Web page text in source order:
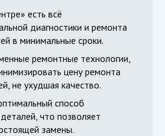
есть всё
диагностики и ремонта
в минимальные сроки.
ремонтные технологии,
цену ремонта
не ухудшая качество.
способ
что позволяет
замены.